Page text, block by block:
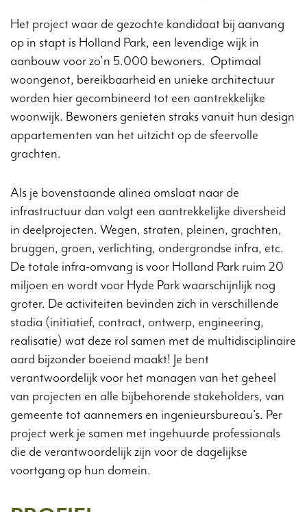
Het project waar de gezochte kandidaat bij aanvang
op in stapt is Holland Park, een levendige wijk in
aanbouw voor zo’n 5.000 bewoners. Optimaal
woongenot, bereikbaarheid en unieke architectuur
worden hier gecombineerd tot een aantrekkelijke
woonwijk. Bewoners genieten straks vanuit hun design
appartementen van het uitzicht op de sfeervolle
grachten.
Als je bovenstaande alinea omslaat naar de
infrastructuur dan volgt een aantrekkelijke diversheid
in deelprojecten. Wegen, straten, pleinen, grachten,
bruggen, groen, verlichting, ondergrondse infra, etc.
De totale infra-omvang is voor Holland Park ruim 20
miljoen en wordt voor Hyde Park waarschijnlijk nog
groter. De activiteiten bevinden zich in verschillende
stadia (initiatief, contract, ontwerp, engineering,
realisatie) wat deze rol samen met de multidisciplinaire
aard bijzonder boeiend maakt! Je bent
verantwoordelijk voor het managen van het geheel
van projecten en alle bijbehorende stakeholders, van
gemeente tot aannemers en ingenieursbureau’s. Per
project werk je samen met ingehuurde professionals
die de verantwoordelijk zijn voor de dagelijkse
voortgang op hun domein.